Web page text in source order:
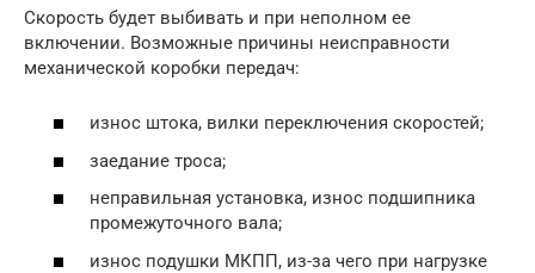
Скорость будет выбивать и при неполном ее
включении. Возможные причины неисправности
механической коробки передач:
износ штока, вилки переключения скоростей;
заедание троса;
неправильная установка, износ подшипника
промежуточного вала;
износ подушки МКПП, из-за чего при нагрузке